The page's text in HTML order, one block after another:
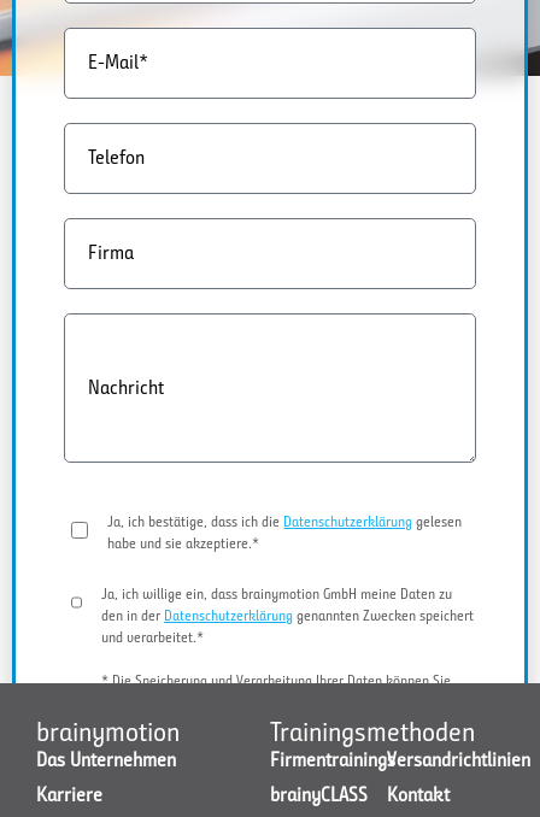
E-Mail*
Telefon
Firma
Nachricht
Ja, ich bestätige, dass ich die Datenschutzerklärung gelesen
habe und sie akzeptiere.*
Ja, ich willige ein, dass brainymotion GmbH meine Daten zu
den in der Datenschutzerklärung genannten Zwecken speichert
und verarbeitet.*
* Die Speicherung und Verarbeitung Ihrer Daten können Sie
JETZT KONTAKT AUFNEHMEN
brainymotion
Das Unternehmen
Karriere
Trainingsmethoden
Firmentrainings
brainyCLASS
Versandrichtlinien
Kontakt